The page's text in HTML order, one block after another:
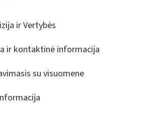
ir Vertybės
ir kontaktinė informacija
su visuomene